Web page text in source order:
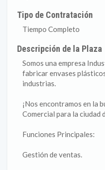
Tipo de Contratación
Tiempo Completo
Descripción de la Plaza
Somos una empresa
fabricar envases
industrias.
¡Nos encontramos en la
Comercial para la ciudad
Funciones Principales:
Gestión de ventas.